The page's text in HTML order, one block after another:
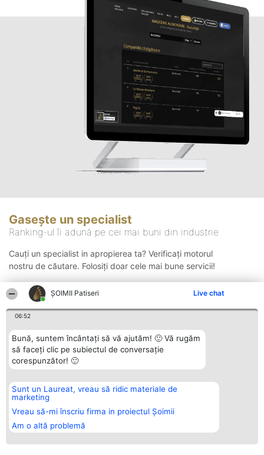
ȘOIMII Patiseri Live chat
06:52
Bună, suntem încântați să vă ajutăm! 🙂 Vă rugăm
să faceți clic pe subiectul de conversație
corespunzător! 🙂
Sunt un Laureat, vreau să ridic materiale de
marketing
Vreau să-mi înscriu firma in proiectul Șoimii
Am o altă problemă
Gasește un specialist
Ranking-ul îi adună pe cei mai buni din industrie
Cauți un specialist in apropierea ta? Verificați motorul
nostru de căutare. Folosiți doar cele mai bune servicii!
Organizator Ranking
BRIGHT SOLUTIONS BR SRL
Aleea Timisul De Sus 2 Bl. A30
Sc. A Et. 4 Ap. 13 Cod 061952
București
CUI 36737675
Plebiscyt
Lista Tuturor
Laureaților
Statut
Contact